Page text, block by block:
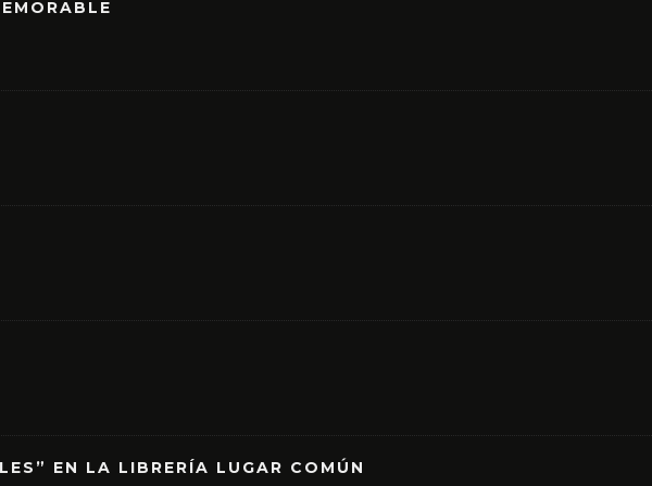
EN LA LIBRERÍA LUGAR COMÚN